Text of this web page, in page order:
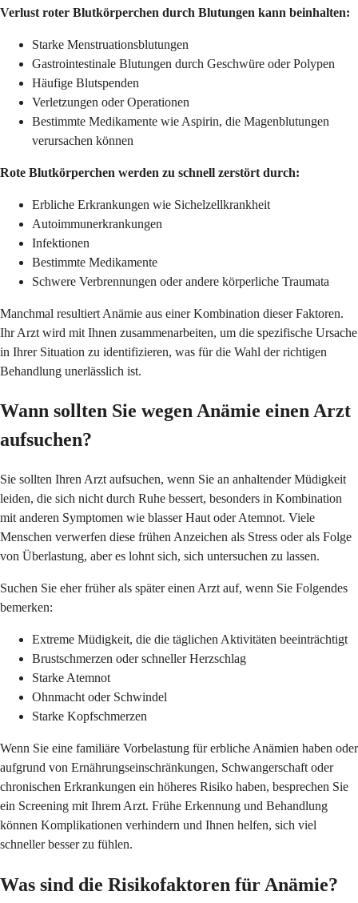
Verlust roter Blutkörperchen durch Blutungen kann beinhalten:
Starke Menstruationsblutungen
Gastrointestinale Blutungen durch Geschwüre oder Polypen
Häufige Blutspenden
Verletzungen oder Operationen
Bestimmte Medikamente wie Aspirin, die Magenblutungen
verursachen können
Rote Blutkörperchen werden zu schnell zerstört durch:
Erbliche Erkrankungen wie Sichelzellkrankheit
Autoimmunerkrankungen
Infektionen
Bestimmte Medikamente
Schwere Verbrennungen oder andere körperliche Traumata
Manchmal resultiert Anämie aus einer Kombination dieser Faktoren.
Ihr Arzt wird mit Ihnen zusammenarbeiten, um die spezifische Ursache
in Ihrer Situation zu identifizieren, was für die Wahl der richtigen
Behandlung unerlässlich ist.
Wann sollten Sie wegen Anämie einen Arzt
aufsuchen?
Sie sollten Ihren Arzt aufsuchen, wenn Sie an anhaltender Müdigkeit
leiden, die sich nicht durch Ruhe bessert, besonders in Kombination
mit anderen Symptomen wie blasser Haut oder Atemnot. Viele
Menschen verwerfen diese frühen Anzeichen als Stress oder als Folge
von Überlastung, aber es lohnt sich, sich untersuchen zu lassen.
Suchen Sie eher früher als später einen Arzt auf, wenn Sie Folgendes
bemerken:
Extreme Müdigkeit, die die täglichen Aktivitäten beeinträchtigt
Brustschmerzen oder schneller Herzschlag
Starke Atemnot
Ohnmacht oder Schwindel
Starke Kopfschmerzen
Wenn Sie eine familiäre Vorbelastung für erbliche Anämien haben oder
aufgrund von Ernährungseinschränkungen, Schwangerschaft oder
chronischen Erkrankungen ein höheres Risiko haben, besprechen Sie
ein Screening mit Ihrem Arzt. Frühe Erkennung und Behandlung
können Komplikationen verhindern und Ihnen helfen, sich viel
schneller besser zu fühlen.
Was sind die Risikofaktoren für Anämie?